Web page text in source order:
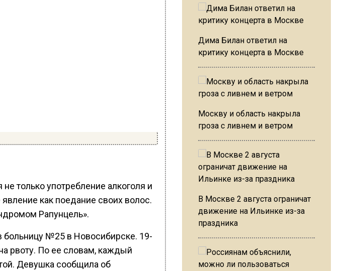
только употребление алкоголя и
как поедание своих волос.
Рапунцель».
больницу №25 в Новосибирске. 19-
рвоту. По ее словам, каждый
Девушка сообщила об
Дима Билан ответил на
критику концерта в Москве
Москву и область накрыла
гроза с ливнем и ветром
В Москве 2 августа ограничат
движение на Ильинке из-за
праздника